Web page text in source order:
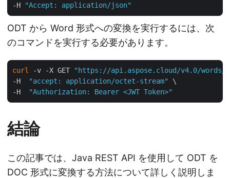
-H
"Accept: application/json"
ODT から Word 形式への変換を実行するには、次
のコマンドを実行する必要があります。
curl -v -X GET
"https://api.aspose.cloud/v4.0/words/
-H
"accept: application/octet-stream"
\
-H
"Authorization: Bearer <JWT Token>"
結論
この記事では、Java REST API を使用して ODT を
DOC 形式に変換する方法について詳しく説明しま